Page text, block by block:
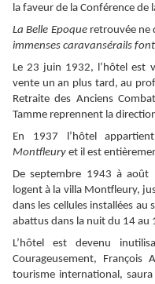
la faveur de la Conférence de
La Belle Epoque retrouvée ne
immenses caravansérails
Le 23 juin 1932, l’hôtel est
vente un an plus tard, au
Retraite des Anciens
Tamme reprennent la
En 1937 l’hôtel
Montfleury et il est
De septembre 1943 à août
logent à la villa Montfleury,
dans les cellules installées
abattus dans la nuit du 14 au
L’hôtel est devenu
Courageusement,
tourisme international,